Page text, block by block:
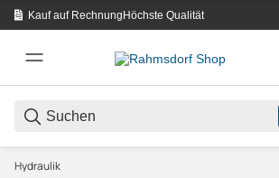
Kauf auf RechnungHöchste Qualität
Hydraulik